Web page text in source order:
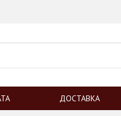
ДОСТАВКА